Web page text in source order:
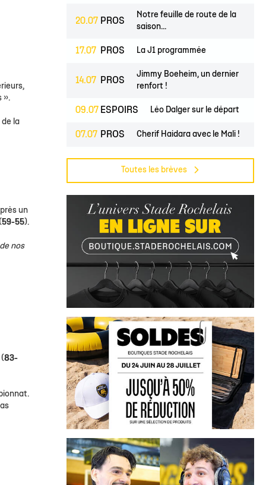
filles
garçons
Rejoindre l'EDB
».
de la
un
59-55).
nos
(83-
20.07 PROS
Notre feuille de route de la
saison...
17.07 PROS La J1 programmée
14.07 PROS
Jimmy Boeheim, un dernier
renfort !
09.07 ESPOIRS Léo Dalger sur le départ
07.07 PROS Cherif Haidara avec le Mali !
PROS
Jase Townsend rejoint les
rangs...
Le Club une nouvelle fois
labellisé...
CLUB
L'Asso est à la recherche de
trois...
Toutes les brèves